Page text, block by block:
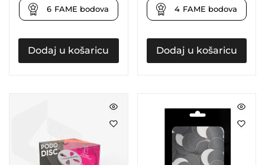
6 FAME bodova
Dodaj u košaricu
4 FAME bodova
Dodaj u košaricu